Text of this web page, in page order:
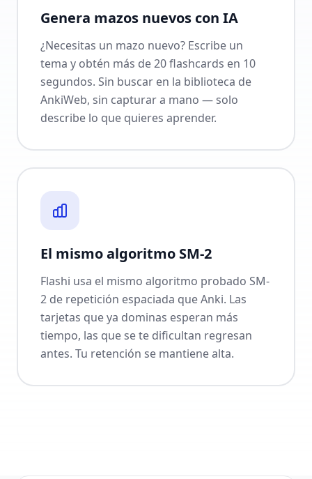
Genera mazos nuevos con IA
¿Necesitas un mazo nuevo? Escribe un
tema y obtén más de 20 flashcards en 10
segundos. Sin buscar en la biblioteca de
AnkiWeb, sin capturar a mano — solo
describe lo que quieres aprender.
El mismo algoritmo SM-2
Flashi usa el mismo algoritmo probado SM-
2 de repetición espaciada que Anki. Las
tarjetas que ya dominas esperan más
tiempo, las que se te dificultan regresan
antes. Tu retención se mantiene alta.